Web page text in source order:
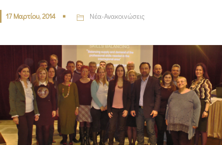
17 Μαρτίου, 2014 Νέα-Ανακοινώσεις